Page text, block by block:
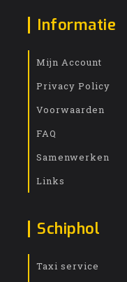
Informatie
Mijn Account
Privacy Policy
Voorwaarden
FAQ
Samenwerken
Links
Schiphol
Taxi service